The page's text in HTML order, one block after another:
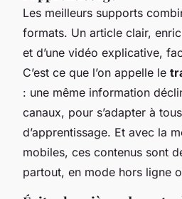
Les meilleurs supports
formats. Un article clair,
et d’une vidéo explicative,
C’est ce que l’on appelle le
: une même information
canaux, pour s’adapter à
d’apprentissage. Et avec la
mobiles, ces contenus sont
partout, en mode hors ligne